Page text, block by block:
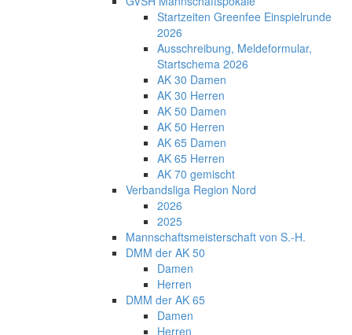
Startzeiten Greenfee Einspielrunde
2026
Ausschreibung, Meldeformular,
Startschema 2026
AK 30 Damen
AK 30 Herren
AK 50 Damen
AK 50 Herren
AK 65 Damen
AK 65 Herren
AK 70 gemischt
Verbandsliga Region Nord
2026
2025
Mannschaftsmeisterschaft von S.-H.
DMM der AK 50
Damen
Herren
DMM der AK 65
Damen
Herren